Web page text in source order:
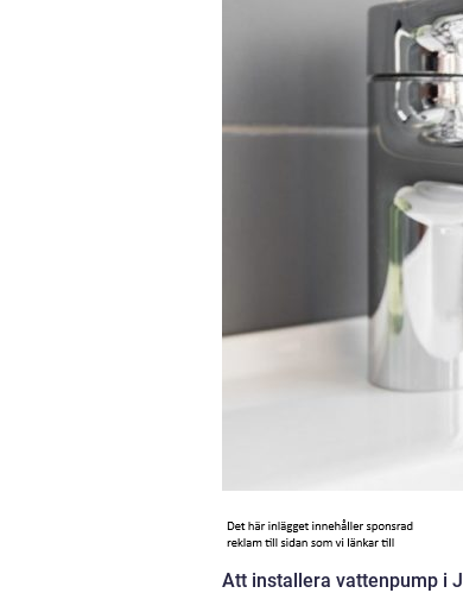
Att installera vattenpump i